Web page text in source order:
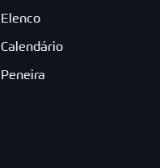
Elenco
Calendário
Peneira